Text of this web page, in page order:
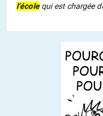
l’écolequi est chargée